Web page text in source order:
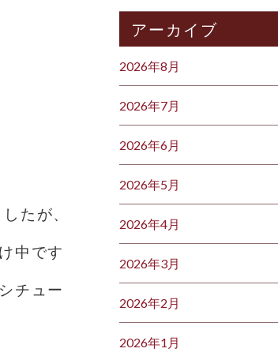
たが、
中です
チュー
アーカイブ
2026年8月
2026年7月
2026年6月
2026年5月
2026年4月
2026年3月
2026年2月
2026年1月